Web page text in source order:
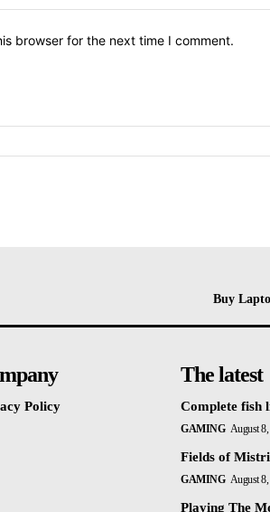
browser for the next time I comment.
Buy
Policy
The latest
Complete fish
GAMING August
Fields of
GAMING August
Playing The